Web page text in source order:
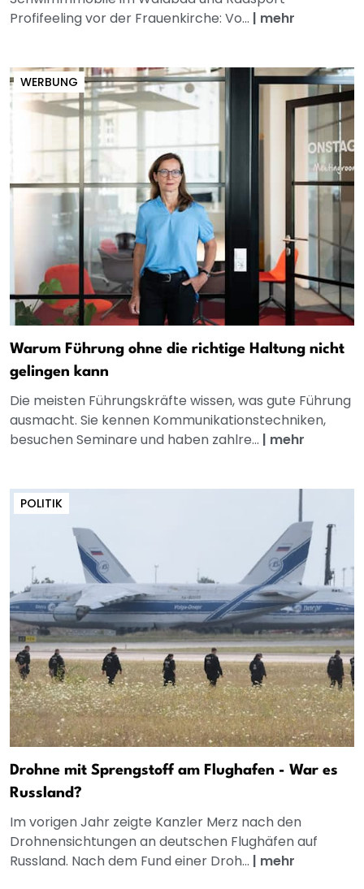
Profifeeling vor der Frauenkirche: Vo... | mehr
WERBUNG
Warum Führung ohne die richtige Haltung nicht
gelingen kann
Die meisten Führungskräfte wissen, was gute Führung
ausmacht. Sie kennen Kommunikationstechniken,
besuchen Seminare und haben zahlre... | mehr
POLITIK
Drohne mit Sprengstoff am Flughafen - War es
Russland?
Im vorigen Jahr zeigte Kanzler Merz nach den
Drohnensichtungen an deutschen Flughäfen auf
Russland. Nach dem Fund einer Droh... | mehr